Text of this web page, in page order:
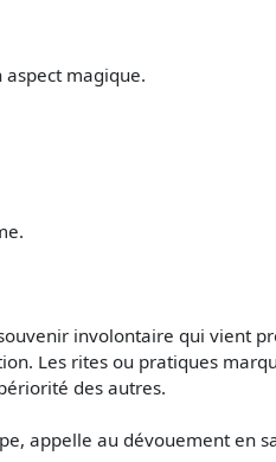
magique.
involontaire qui vient
Les rites ou pratiques
des autres.
appelle au dévouement en